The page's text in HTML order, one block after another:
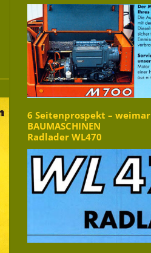
6 Seitenprospekt – weimar
BAUMASCHINEN
Radlader WL470